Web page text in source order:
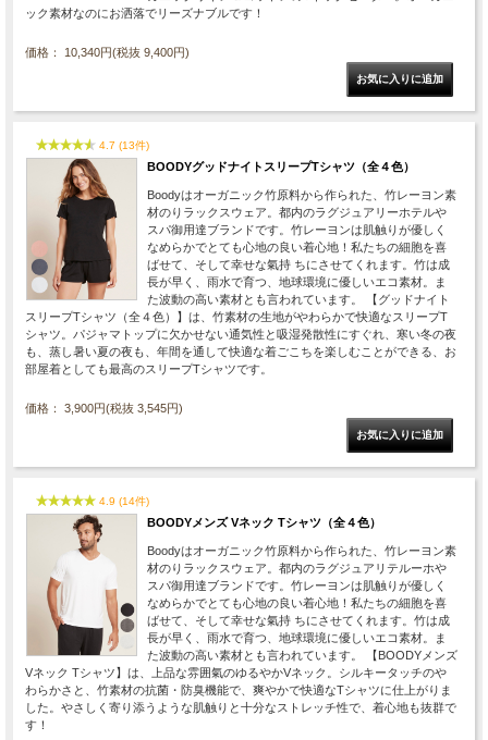
ック素材なのにお洒落でリーズナブルです！
価格： 10,340円(税抜 9,400円)
4.7 (13件)
BOODYグッドナイトスリープTシャツ（全４色）
Boodyはオーガニック竹原料から作られた、竹レーヨン素
材のりラックスウェア。都内のラグジュアリーホテルや
スパ御用達ブランドです。竹レーヨンは肌触りが優しく
なめらかでとても心地の良い着心地！私たちの細胞を喜
ばせて、そして幸せな氣持 ちにさせてくれます。竹は成
長が早く、雨水で育つ、地球環境に優しいエコ素材。ま
た波動の高い素材とも言われています。 【グッドナイト
スリープTシャツ（全４色）】は、竹素材の生地がやわらかで快適なスリープT
シャツ。パジャマトップに欠かせない通気性と吸湿発散性にすぐれ、寒い冬の夜
も、蒸し暑い夏の夜も、年間を通して快適な着ごこちを楽しむことができる、お
部屋着としても最高のスリープTシャツです。
価格： 3,900円(税抜 3,545円)
4.9 (14件)
BOODYメンズ Vネック Tシャツ（全４色）
Boodyはオーガニック竹原料から作られた、竹レーヨン素
材のりラックスウェア。都内のラグジュアリテルーホや
スパ御用達ブランドです。竹レーヨンは肌触りが優しく
なめらかでとても心地の良い着心地！私たちの細胞を喜
ばせて、そして幸せな氣持 ちにさせてくれます。竹は成
長が早く、雨水で育つ、地球環境に優しいエコ素材。ま
た波動の高い素材とも言われています。 【BOODYメンズ
Vネック Tシャツ】は、上品な雰囲氣のゆるやかVネック。シルキータッチのや
わらかさと、竹素材の抗菌・防臭機能で、爽やかで快適なTシャツに仕上がりま
した。やさしく寄り添うような肌触りと十分なストレッチ性で、着心地も抜群で
す！